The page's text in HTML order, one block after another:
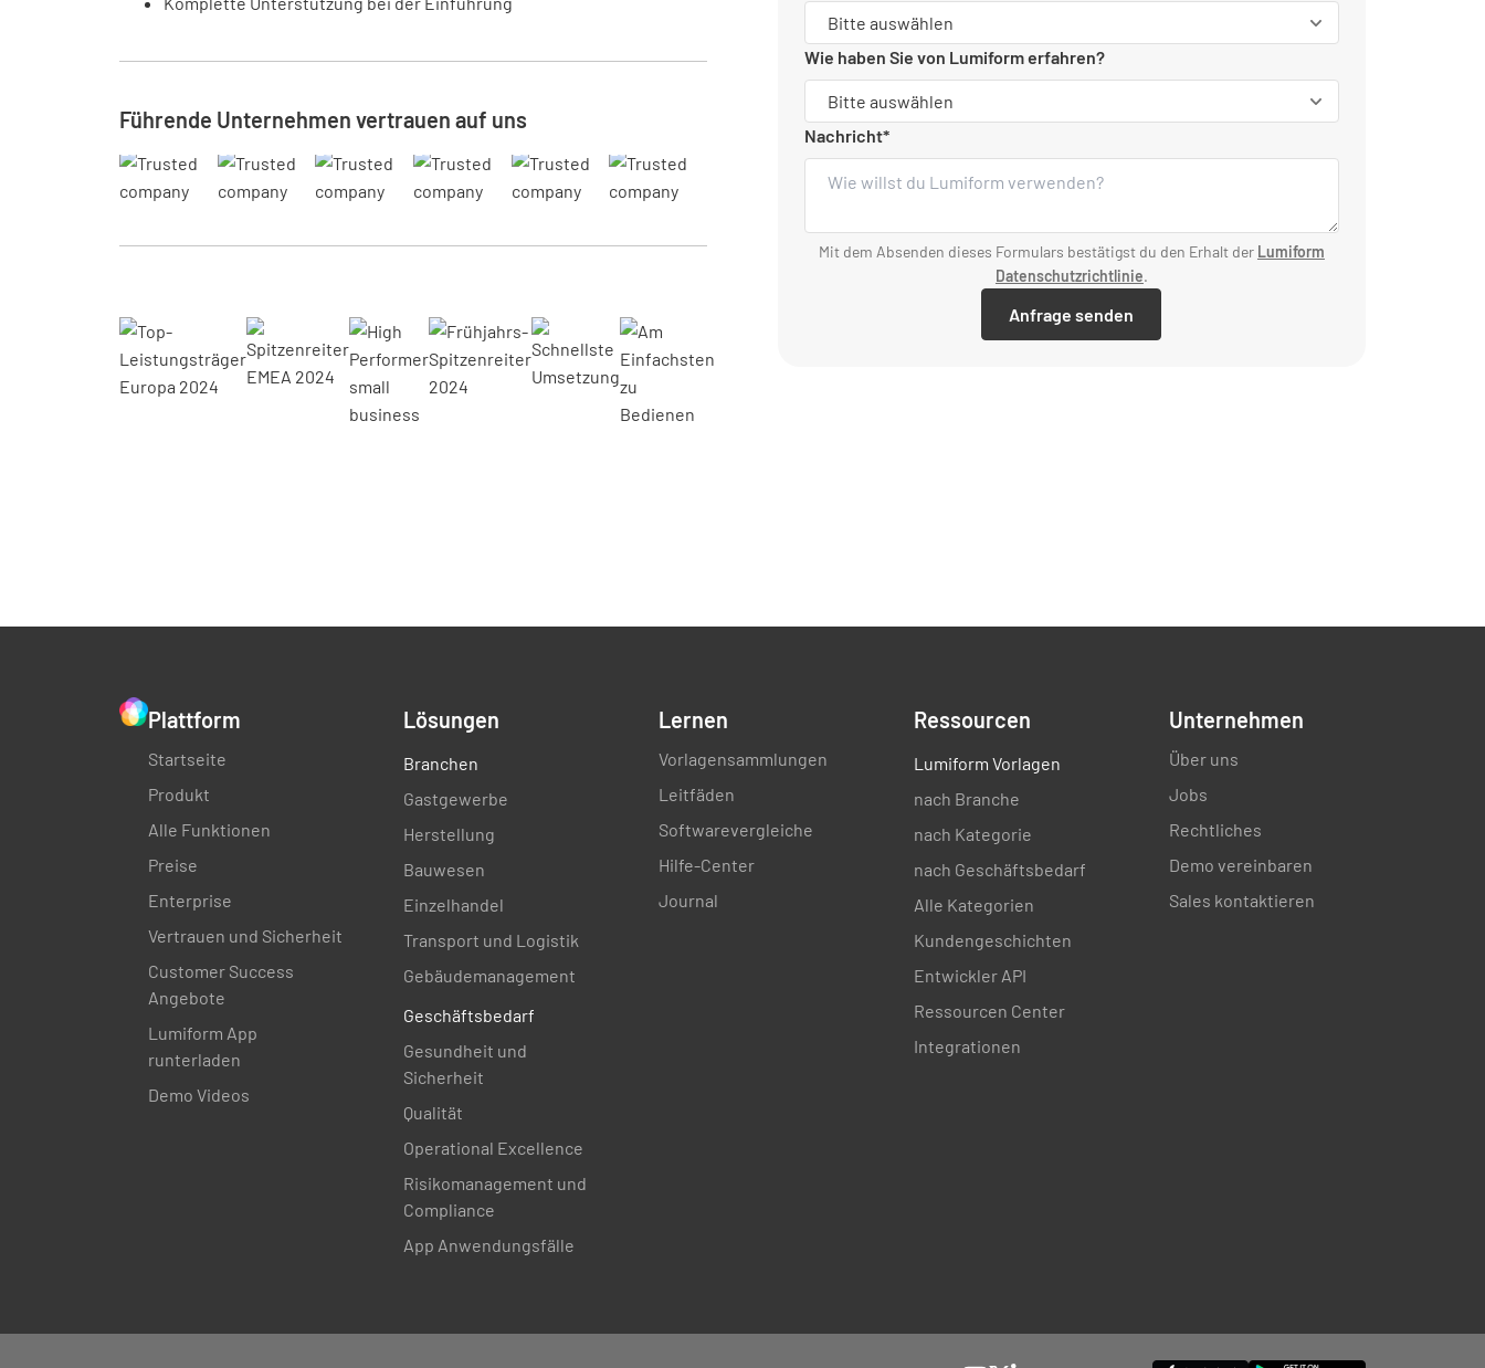
Führende Unternehmen vertrauen auf uns
Wie haben Sie von Lumiform erfahren?
Nachricht*
Mit dem Absenden dieses Formulars bestätigst du den Erhalt der Lumiform
Datenschutzrichtlinie.
Plattform
Startseite
Produkt
Alle Funktionen
Preise
Enterprise
Vertrauen und Sicherheit
Customer Success
Angebote
Lumiform App
runterladen
Demo Videos
Lösungen
Branchen
Gastgewerbe
Herstellung
Bauwesen
Einzelhandel
Transport und Logistik
Gebäudemanagement
Geschäftsbedarf
Gesundheit und
Sicherheit
Qualität
Operational Excellence
Risikomanagement und
Compliance
App Anwendungsfälle
Lernen
Vorlagensammlungen
Leitfäden
Softwarevergleiche
Hilfe-Center
Journal
Ressourcen
Lumiform Vorlagen
nach Branche
nach Kategorie
nach Geschäftsbedarf
Alle Kategorien
Kundengeschichten
Entwickler API
Ressourcen Center
Integrationen
Unternehmen
Über uns
Jobs
Rechtliches
Demo vereinbaren
Sales kontaktieren